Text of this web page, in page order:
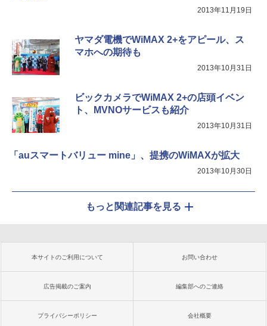
2013年11月19日
ヤマダ電機でWiMAX 2+をアピール、ス
マホへの期待も
2013年10月31日
ビックカメラでWiMAX 2+の店頭イベン
ト、MVNOサービスも紹介
2013年10月31日
「auスマートバリュー mine」、提携のWiMAXが拡大
2013年10月30日
もっと関連記事を見る
本サイトのご利用について お問い合わせ
広告掲載のご案内 編集部へのご連絡
プライバシーポリシー 会社概要